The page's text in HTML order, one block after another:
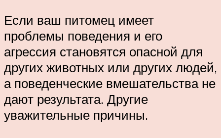
Если ваш питомец имеет
проблемы поведения и его
агрессия становятся опасной для
других животных или других людей,
а поведенческие вмешательства не
дают результата. Другие
уважительные причины.